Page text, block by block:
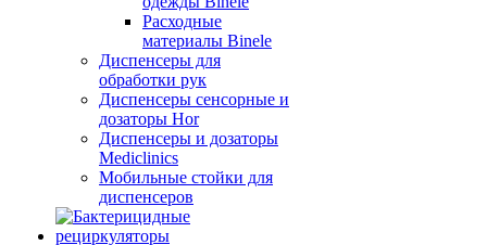
Расходные
материалы Binele
Диспенсеры для
обработки рук
Диспенсеры сенсорные и
дозаторы Hor
Диспенсеры и дозаторы
Mediclinics
Мобильные стойки для
диспенсеров